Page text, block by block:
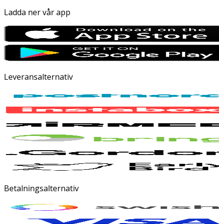
Ladda ner vår app
Leveransalternativ
Betalningsalternativ